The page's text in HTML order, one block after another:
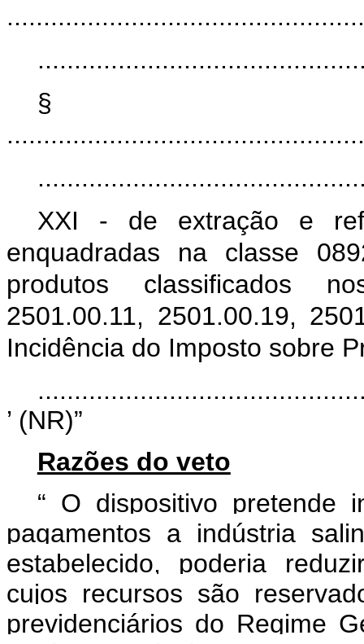
§
XXI - de extração e
enquadradas na classe
produtos classificados
2501.00.11, 2501.00.19,
Incidência do Imposto sobre
’ (NR)”
Razões do veto
“ O dispositivo pretende
pagamentos a indústria
estabelecido, poderia
cujos recursos são
previdenciários do Regime